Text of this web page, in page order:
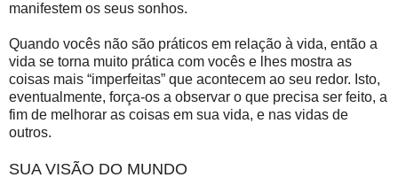
manifestem os seus sonhos.
Quando vocês não são práticos em relação à vida, então a
vida se torna muito prática com vocês e lhes mostra as
coisas mais “imperfeitas” que acontecem ao seu redor. Isto,
eventualmente, força-os a observar o que precisa ser feito, a
fim de melhorar as coisas em sua vida, e nas vidas de
outros.
SUA VISÃO DO MUNDO